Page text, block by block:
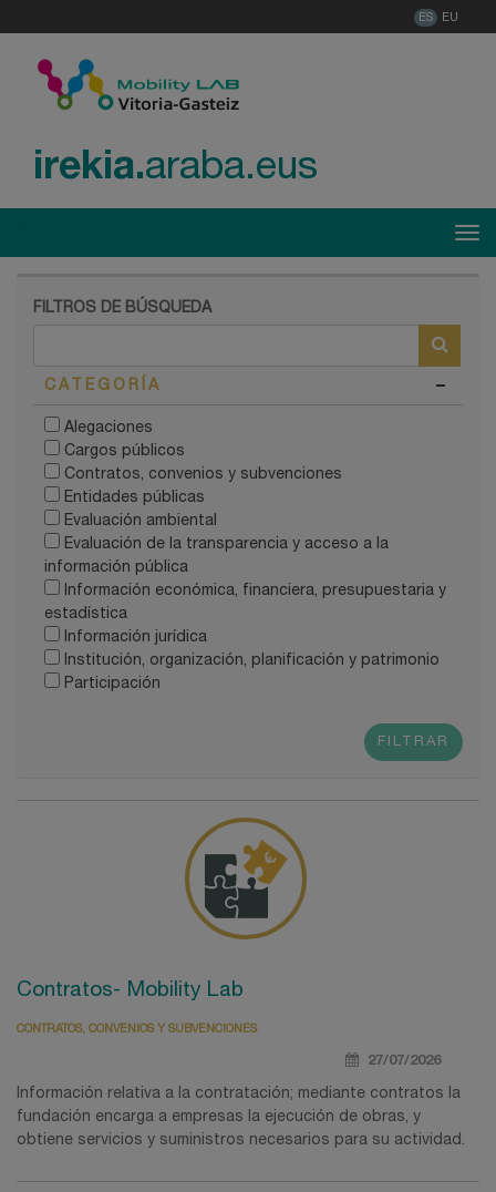
ES EU
irekia.araba.eus
FILTROS DE BÚSQUEDA
CATEGORÍA
Alegaciones
Cargos públicos
Contratos, convenios y subvenciones
Entidades públicas
Evaluación ambiental
Evaluación de la transparencia y acceso a la
información pública
Información económica, financiera, presupuestaria y
estadística
Información jurídica
Institución, organización, planificación y patrimonio
Participación
FILTRAR
Contratos- Mobility Lab
CONTRATOS, CONVENIOS Y SUBVENCIONES
27/07/2026
Información relativa a la contratación; mediante contratos la
fundación encarga a empresas la ejecución de obras, y
obtiene servicios y suministros necesarios para su actividad.